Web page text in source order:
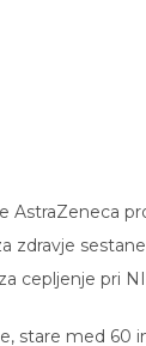
AstraZeneca
zdravje
cepljenje pri
stare med 60